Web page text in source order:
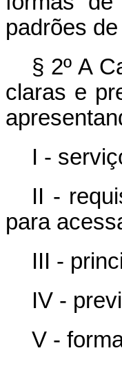
padrões
§ 2º A
claras e
I -
II -
para
III -
IV -
V -